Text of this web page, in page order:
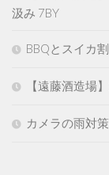
汲み 7BY
BBQとスイカ割
【遠藤酒造場
カメラの雨対